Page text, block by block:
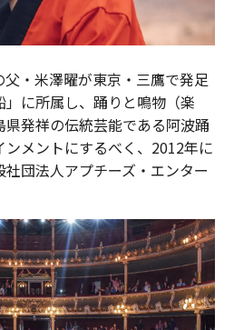
・米澤曜が東京・三鷹で発足
に所属し、踊りと鳴物（楽
発祥の伝統芸能である阿波踊
ンメントにするべく、2012年に
団法人アプチーズ・エンター